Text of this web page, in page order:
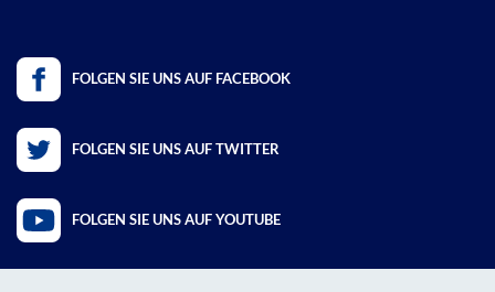
FOLGEN SIE UNS AUF FACEBOOK
FOLGEN SIE UNS AUF TWITTER
FOLGEN SIE UNS AUF YOUTUBE